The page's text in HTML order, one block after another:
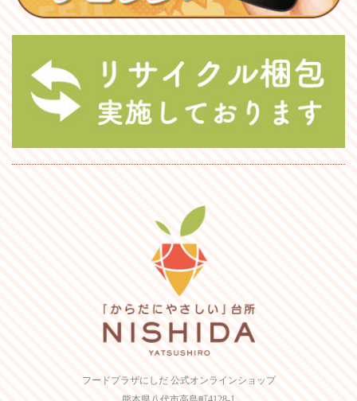
フードプラザにしだ 公式オンラインショップ